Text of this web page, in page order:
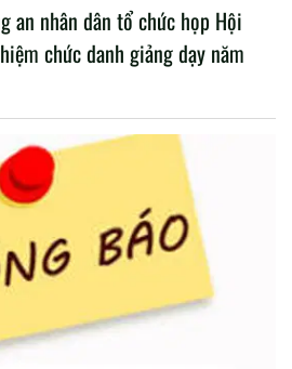
an nhân dân tổ chức họp Hội
chức danh giảng dạy năm